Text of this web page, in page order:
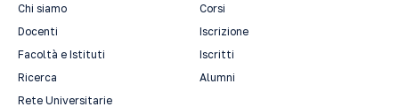
Chi siamo
Docenti
Facoltà e Istituti
Ricerca
Rete Universitarie
Corsi
Iscrizione
Iscritti
Alumni